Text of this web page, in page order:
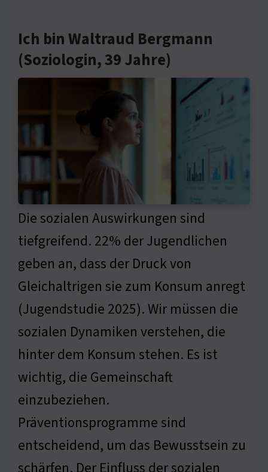
Ich bin Waltraud Bergmann
(Soziologin, 39 Jahre)
Die sozialen Auswirkungen sind
tiefgreifend. 22% der Jugendlichen
geben an, dass der Druck von
Gleichaltrigen sie zum Konsum anregt
(Jugendstudie 2025). Wir müssen die
sozialen Dynamiken verstehen, die
hinter dem Konsum stehen. Es ist
wichtig, die Gemeinschaft
einzubeziehen.
Präventionsprogramme sind
entscheidend, um das Bewusstsein zu